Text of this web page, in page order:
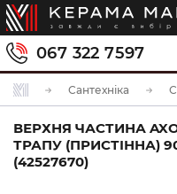
067 322 7597
Сантехніка
ВЕРХНЯ ЧАСТИНА
ТРАПУ (ПРИСТІННА)
(42527670)